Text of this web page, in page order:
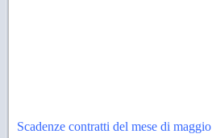
Scadenze contratti del mese di maggio